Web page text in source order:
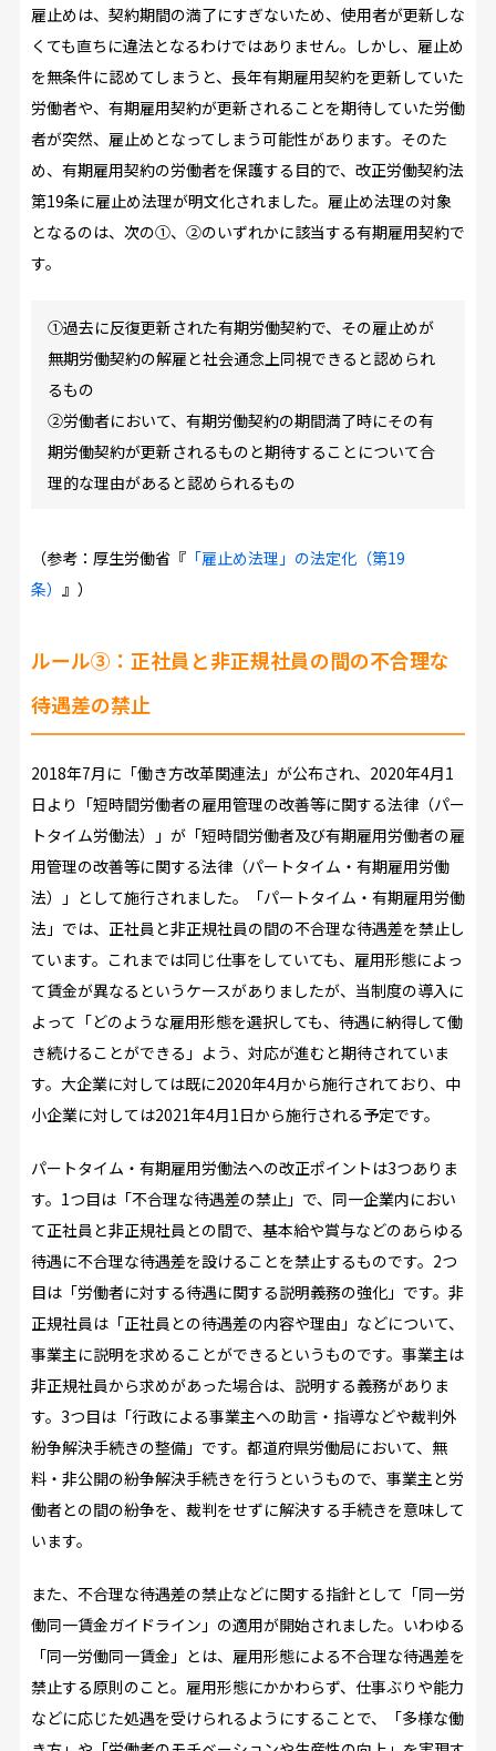
雇止めは、契約期間の満了にすぎないため、使用者が更新しな
くても直ちに違法となるわけではありません。しかし、雇止め
を無条件に認めてしまうと、長年有期雇用契約を更新していた
労働者や、有期雇用契約が更新されることを期待していた労働
者が突然、雇止めとなってしまう可能性があります。そのた
め、有期雇用契約の労働者を保護する目的で、改正労働契約法
第19条に雇止め法理が明文化されました。雇止め法理の対象
となるのは、次の①、②のいずれかに該当する有期雇用契約で
す。
①過去に反復更新された有期労働契約で、その雇止めが
無期労働契約の解雇と社会通念上同視できると認められ
るもの
②労働者において、有期労働契約の期間満了時にその有
期労働契約が更新されるものと期待することについて合
理的な理由があると認められるもの
（参考：厚生労働省『「雇止め法理」の法定化（第19
条） 』）
ルール③：正社員と非正規社員の間の不合理な
待遇差の禁止
2018年7月に「働き方改革関連法」が公布され、2020年4月1
日より「短時間労働者の雇用管理の改善等に関する法律（パー
トタイム労働法）」が「短時間労働者及び有期雇用労働者の雇
用管理の改善等に関する法律（パートタイム・有期雇用労働
法）」として施行されました。「パートタイム・有期雇用労働
法」では、正社員と非正規社員の間の不合理な待遇差を禁止し
ています。これまでは同じ仕事をしていても、雇用形態によっ
て賃金が異なるというケースがありましたが、当制度の導入に
よって「どのような雇用形態を選択しても、待遇に納得して働
き続けることができる」よう、対応が進むと期待されていま
す。大企業に対しては既に2020年4月から施行されており、中
小企業に対しては2021年4月1日から施行される予定です。
パートタイム・有期雇用労働法への改正ポイントは3つありま
す。1つ目は「不合理な待遇差の禁止」で、同一企業内におい
て正社員と非正規社員との間で、基本給や賞与などのあらゆる
待遇に不合理な待遇差を設けることを禁止するものです。2つ
目は「労働者に対する待遇に関する説明義務の強化」です。非
正規社員は「正社員との待遇差の内容や理由」などについて、
事業主に説明を求めることができるというものです。事業主は
非正規社員から求めがあった場合は、説明する義務がありま
す。3つ目は「行政による事業主への助言・指導などや裁判外
紛争解決手続きの整備」です。都道府県労働局において、無
料・非公開の紛争解決手続きを行うというもので、事業主と労
働者との間の紛争を、裁判をせずに解決する手続きを意味して
います。
また、不合理な待遇差の禁止などに関する指針として「同一労
働同一賃金ガイドライン」の適用が開始されました。いわゆる
「同一労働同一賃金」とは、雇用形態による不合理な待遇差を
禁止する原則のこと。雇用形態にかかわらず、仕事ぶりや能力
などに応じた処遇を受けられるようにすることで、「多様な働